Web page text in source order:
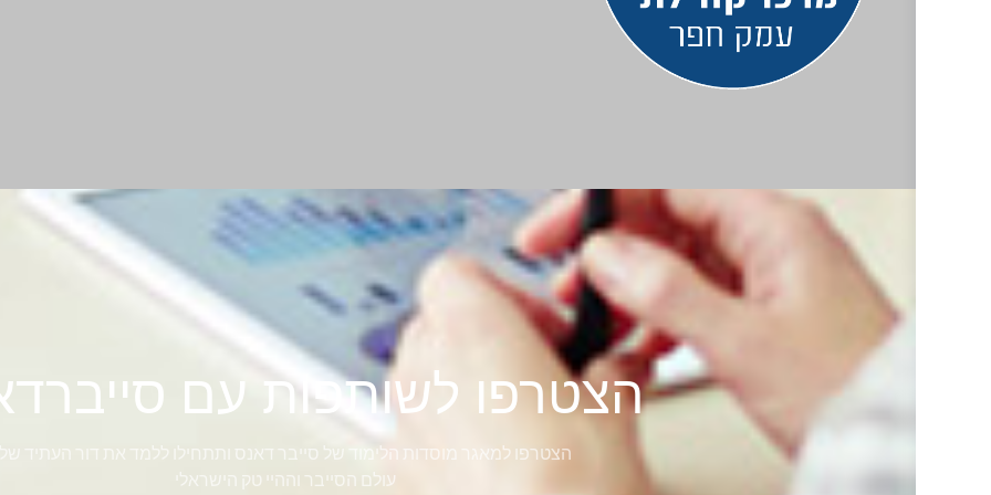
הצטרפו לשותפות עם
הצטרפו למאגר מוסדות הלימוד של סייבר דאנס ותתחילו ללמד את דור העתיד של
עולם הסייבר וההיי טק הישראלי